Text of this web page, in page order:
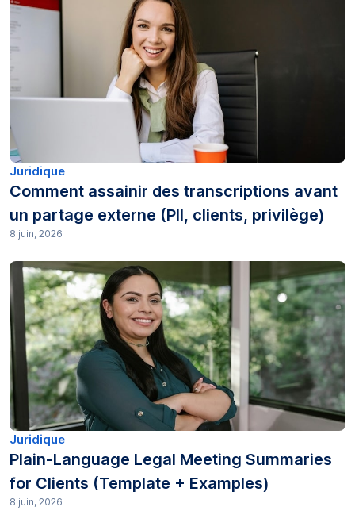
Tarifs (3)
Productivité (8)
Recherche (67)
Tendances technologiques (1)
Transcription (128)
Transcriptions (25)
Traduction (4)
Juridique
Comment assainir des transcriptions avant
un partage externe (PII, clients, privilège)
8 juin, 2026
Juridique
Plain-Language Legal Meeting Summaries
for Clients (Template + Examples)
8 juin, 2026